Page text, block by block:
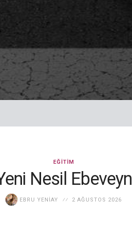
EĞITIM
Nesil Ebeveyn
EBRU YENIAY 2 AĞUSTOS 2026